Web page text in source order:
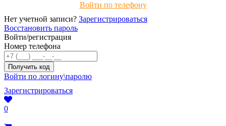
Войти по телефону
Нет учетной записи? Зарегистрироваться
Восстановить пароль
Войти/регистрация
Номер телефона
Войти по логину\паролю
Зарегистрироваться
0